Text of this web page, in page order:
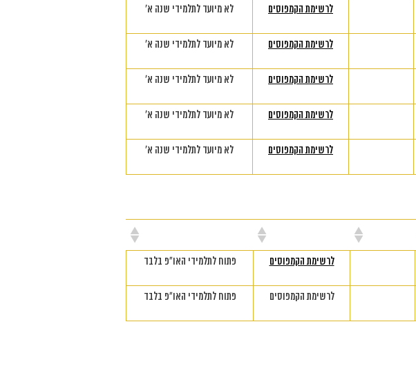
לרשימת הקמפוסים לא מיועד לתלמידי שנה א'
לרשימת הקמפוסים לא מיועד לתלמידי שנה א'
לרשימת הקמפוסים לא מיועד לתלמידי שנה א'
לרשימת הקמפוסים לא מיועד לתלמידי שנה א'
לרשימת הקמפוסים לא מיועד לתלמידי שנה א'
לרשימת הקמפוסים פתוח לתלמידי האו"פ בלבד
לרשימת הקמפוסים פתוח לתלמידי האו"פ בלבד